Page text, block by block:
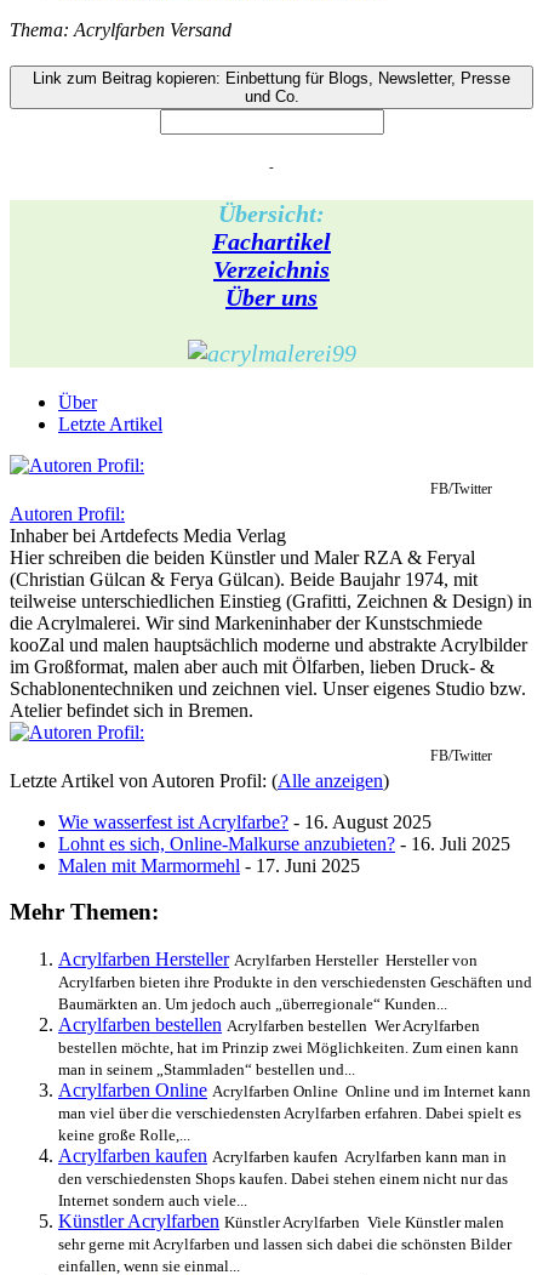
Thema: Acrylfarben Versand
Link zum Beitrag kopieren: Einbettung für Blogs, Newsletter, Presse
und Co.
-
Übersicht:
Fachartikel
Verzeichnis
Über uns
Über
Letzte Artikel
FB/Twitter
Autoren Profil:
Inhaberbei Artdefects Media Verlag
Hier schreiben die beiden Künstler und Maler RZA & Feryal
(Christian Gülcan & Ferya Gülcan). Beide Baujahr 1974, mit
teilweise unterschiedlichen Einstieg (Grafitti, Zeichnen & Design) in
die Acrylmalerei. Wir sind Markeninhaber der Kunstschmiede
kooZal und malen hauptsächlich moderne und abstrakte Acrylbilder
im Großformat, malen aber auch mit Ölfarben, lieben Druck- &
Schablonentechniken und zeichnen viel. Unser eigenes Studio bzw.
Atelier befindet sich in Bremen.
FB/Twitter
Letzte Artikel von Autoren Profil: (Alle anzeigen)
Wie wasserfest ist Acrylfarbe? - 16. August 2025
Lohnt es sich, Online-Malkurse anzubieten? - 16. Juli 2025
Malen mit Marmormehl - 17. Juni 2025
Mehr Themen:
Acrylfarben Hersteller Acrylfarben Hersteller Hersteller von
Acrylfarben bieten ihre Produkte in den verschiedensten Geschäften und
Baumärkten an. Um jedoch auch „überregionale“ Kunden...
Acrylfarben bestellen Acrylfarben bestellen Wer Acrylfarben
bestellen möchte, hat im Prinzip zwei Möglichkeiten. Zum einen kann
man in seinem „Stammladen“ bestellen und...
Acrylfarben Online Acrylfarben Online Online und im Internet kann
man viel über die verschiedensten Acrylfarben erfahren. Dabei spielt es
keine große Rolle,...
Acrylfarben kaufen Acrylfarben kaufen Acrylfarben kann man in
den verschiedensten Shops kaufen. Dabei stehen einem nicht nur das
Internet sondern auch viele...
Künstler Acrylfarben Künstler Acrylfarben Viele Künstler malen
sehr gerne mit Acrylfarben und lassen sich dabei die schönsten Bilder
einfallen, wenn sie einmal...